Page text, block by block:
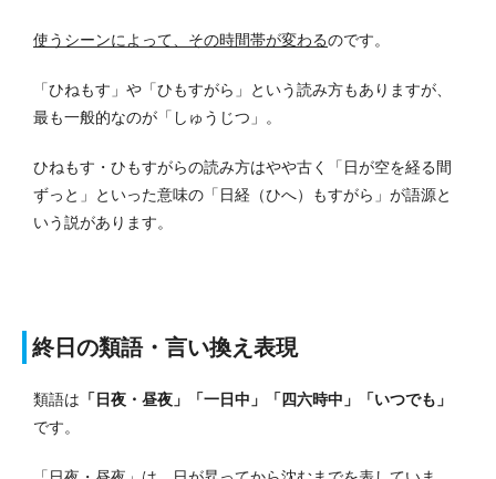
使うシーンによって、その時間帯が変わるのです。
「ひねもす」や「ひもすがら」という読み方もありますが、
最も一般的なのが「しゅうじつ」。
ひねもす・ひもすがらの読み方はやや古く「日が空を経る間
ずっと」といった意味の「日経（ひへ）もすがら」が語源と
いう説があります。
終日の類語・言い換え表現
類語は 「日夜・昼夜」「一日中」「四六時中」「いつでも」
です。